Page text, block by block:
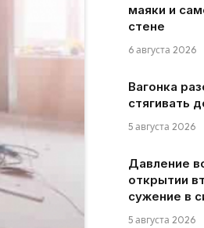
маяки и
стене
6 августа 2026
Вагонка
стягивать
5 августа 2026
Давление
открытии
сужение в
5 августа 2026